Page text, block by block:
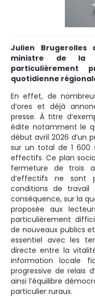
Julien
ministre de la
particulièrement
quotidienne
En effet, de
d’ores et déjà
presse. À titre
édite notamment le
début avril 2026 d’un
sur un total de 1 600
effectifs. Ce plan
fermeture de trois
d’effectifs ne sont
conditions de travail
conséquence, sur la
proposée aux
particulièrement
de nouveaux publics
essentiel avec les
directe entre la
information locale
progressive de relais
ainsi l’équilibre
particulier ruraux.